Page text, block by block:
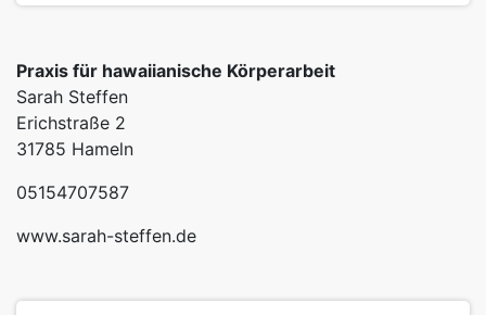
Praxis für hawaiianische Körperarbeit
Sarah Steffen
Erichstraße 2
31785 Hameln
05154707587
www.sarah-steffen.de